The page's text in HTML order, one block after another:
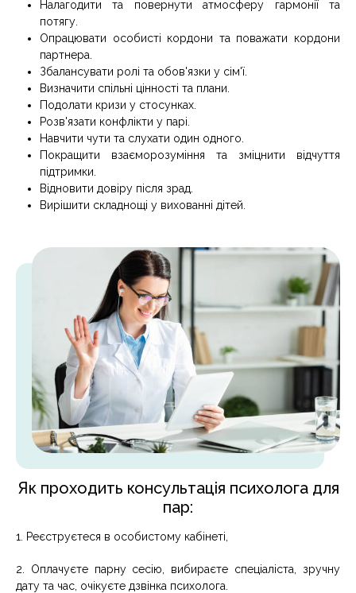
Налагодити та повернути атмосферу гармонії та
потягу.
Опрацювати особисті кордони та поважати кордони
партнера.
Збалансувати ролі та обов'язки у сім'ї.
Визначити спільні цінності та плани.
Подолати кризи у стосунках.
Розв'язати конфлікти у парі.
Навчити чути та слухати один одного.
Покращити взаєморозуміння та зміцнити відчуття
підтримки.
Відновити довіру після зрад.
Вирішити складнощі у вихованні дітей.
Як проходить консультація психолога для
пар:
1. Реєструєтеся в особистому кабінеті,
2. Оплачуєте парну сесію, вибираєте спеціаліста, зручну
дату та час, очікуєте дзвінка психолога.